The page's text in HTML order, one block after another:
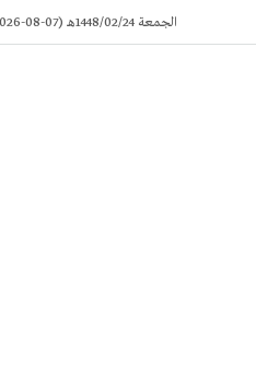
to
الجمعة 1448/02/24هـ (07-08-2026م) | الكويت